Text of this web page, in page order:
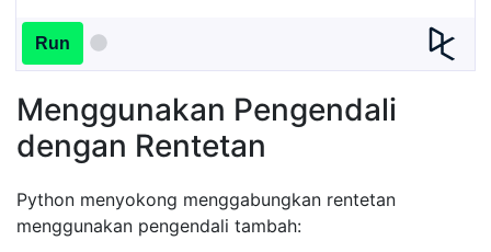
Run
Menggunakan Pengendali
dengan Rentetan
Python menyokong menggabungkan rentetan
menggunakan pengendali tambah: